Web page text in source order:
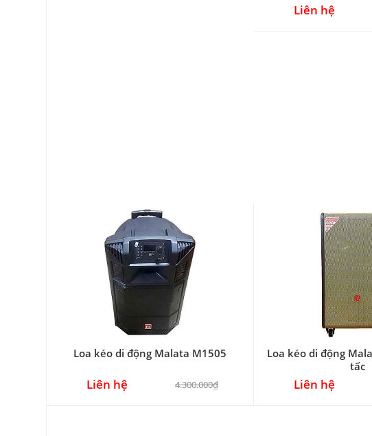
Liên hệ
Loa kéo di động Malata M1505
Liên hệ 4.300.000₫
Loa kéo di động
tấc
Liên hệ